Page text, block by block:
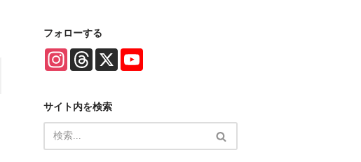
フォローする
I
g
r
a
m
T
d
s
X
Y
e
サイト内を検索